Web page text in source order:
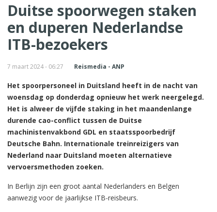
Duitse spoorwegen staken
en duperen Nederlandse
ITB-bezoekers
7 maart 2024 - 06:27 Reismedia - ANP
Het spoorpersoneel in Duitsland heeft in de nacht van
woensdag op donderdag opnieuw het werk neergelegd.
Het is alweer de vijfde staking in het maandenlange
durende cao-conflict tussen de Duitse
machinistenvakbond GDL en staatsspoorbedrijf
Deutsche Bahn. Internationale treinreizigers van
Nederland naar Duitsland moeten alternatieve
vervoersmethoden zoeken.
In Berlijn zijn een groot aantal Nederlanders en Belgen
aanwezig voor de jaarlijkse ITB-reisbeurs.